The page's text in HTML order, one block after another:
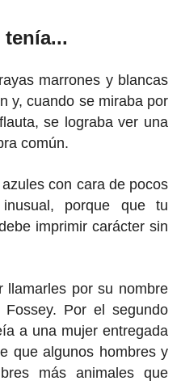
marrones y blancas
y, cuando se miraba por
se lograba ver una
común.
con cara de pocos
porque que tu
imprimir carácter sin
llamarles por su nombre
Por el segundo
a una mujer entregada
que algunos hombres y
más animales que